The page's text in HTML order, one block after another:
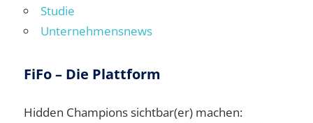
Studie
Unternehmensnews
FiFo – Die Plattform
Hidden Champions sichtbar(er) machen: